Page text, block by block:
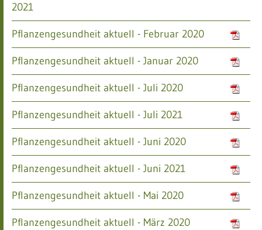
2021
Pflanzengesundheit aktuell - Februar 2020
Pflanzengesundheit aktuell - Januar 2020
Pflanzengesundheit aktuell - Juli 2020
Pflanzengesundheit aktuell - Juli 2021
Pflanzengesundheit aktuell - Juni 2020
Pflanzengesundheit aktuell - Juni 2021
Pflanzengesundheit aktuell - Mai 2020
Pflanzengesundheit aktuell - März 2020